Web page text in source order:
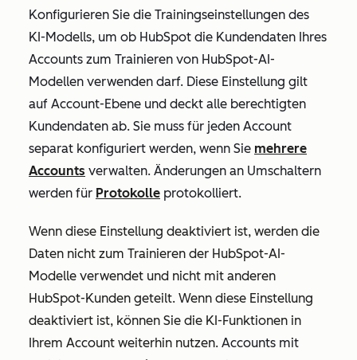
Konfigurieren Sie die Trainingseinstellungen des
KI-Modells, um ob HubSpot die Kundendaten Ihres
Accounts zum Trainieren von HubSpot-AI-
Modellen verwenden darf. Diese Einstellung gilt
auf Account-Ebene und deckt alle berechtigten
Kundendaten ab. Sie muss für jeden Account
separat konfiguriert werden, wenn Sie mehrere
Accounts verwalten. Änderungen an Umschaltern
werden für Protokolle protokolliert.
Wenn diese Einstellung deaktiviert ist, werden die
Daten nicht zum Trainieren der HubSpot-AI-
Modelle verwendet und nicht mit anderen
HubSpot-Kunden geteilt. Wenn diese Einstellung
deaktiviert ist, können Sie die KI-Funktionen in
Ihrem Account weiterhin nutzen. Accounts mit